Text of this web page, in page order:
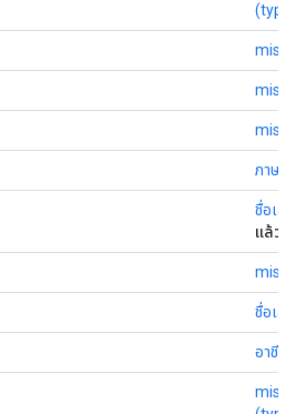
ภาษา
ชื่อเล่
แล้ว
ชื่อเล่
อาชีพ